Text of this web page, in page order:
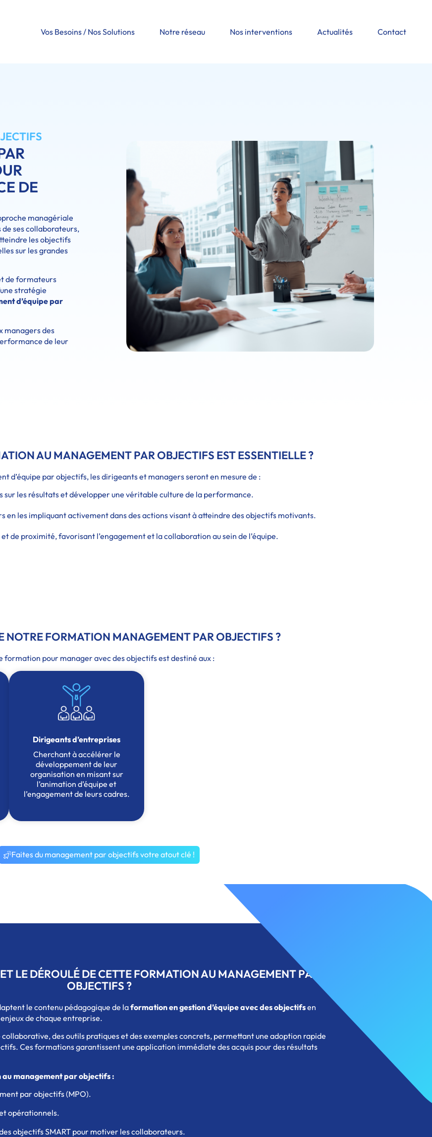
Vos Besoins / Nos Solutions Notre réseau Nos interventions Actualités Contact
DE
managériale
ses collaborateurs,
les objectifs
sur les grandes
de formateurs
stratégie
d’équipe par
managers des
de leur
AU MANAGEMENT PAR OBJECTIFS EST ESSENTIELLE ?
d’équipe par objectifs, les dirigeants et managers seront en mesure de :
sur les résultats et développer une véritable culture de la performance.
en les impliquant activement dans des actions visant à atteindre des objectifs motivants.
de proximité, favorisant l’engagement et la collaboration au sein de l’équipe.
NOTRE FORMATION MANAGEMENT PAR OBJECTIFS ?
formation pour manager avec des objectifs est destiné aux :
Dirigeants d’entreprises
Cherchant à accélérer le
développement de leur
organisation en misant sur
l’animation d’équipe et
l’engagement de leurs cadres.
Faites du management par objectifs votre atout clé !
LE DÉROULÉ DE CETTE FORMATION AU MANAGEMENT PAR
OBJECTIFS ?
le contenu pédagogique de laformation en gestion d’équipe avec des objectifsen
de chaque entreprise.
des outils pratiques et des exemples concrets, permettant une adoption rapide
Ces formations garantissent une application immédiate des acquis pour des résultats
management par objectifs :
par objectifs (MPO).
opérationnels.
objectifs SMART pour motiver les collaborateurs.